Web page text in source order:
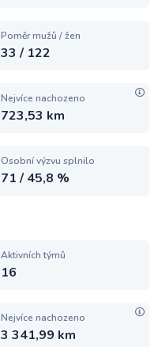
Poměr mužů / žen
33 / 122
Nejvíce nachozeno
723,53 km
Osobní výzvu splnilo
71 / 45,8 %
Aktivních týmů
16
Nejvíce nachozeno
3 341,99 km